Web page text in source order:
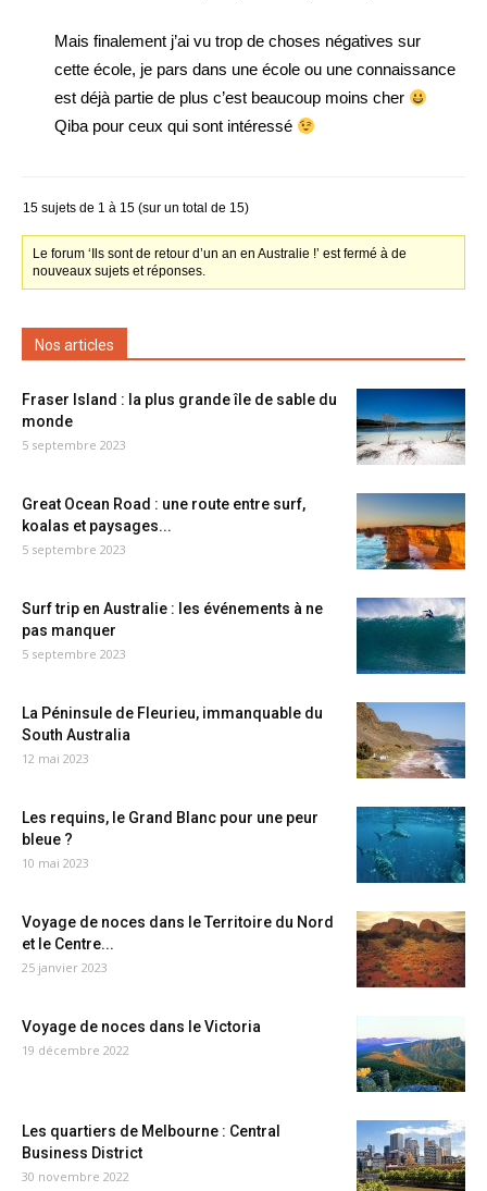
Mais finalement j’ai vu trop de choses négatives sur
cette école, je pars dans une école ou une connaissance
est déjà partie de plus c’est beaucoup moins cher
Qiba pour ceux qui sont intéressé
15 sujets de 1 à 15 (sur un total de 15)
Le forum ‘Ils sont de retour d’un an en Australie !’ est fermé à de
nouveaux sujets et réponses.
Nos articles
Fraser Island : la plus grande île de sable du
monde
5 septembre 2023
Great Ocean Road : une route entre surf,
koalas et paysages...
5 septembre 2023
Surf trip en Australie : les événements à ne
pas manquer
5 septembre 2023
La Péninsule de Fleurieu, immanquable du
South Australia
12 mai 2023
Les requins, le Grand Blanc pour une peur
bleue ?
10 mai 2023
Voyage de noces dans le Territoire du Nord
et le Centre...
25 janvier 2023
Voyage de noces dans le Victoria
19 décembre 2022
Les quartiers de Melbourne : Central
Business District
30 novembre 2022